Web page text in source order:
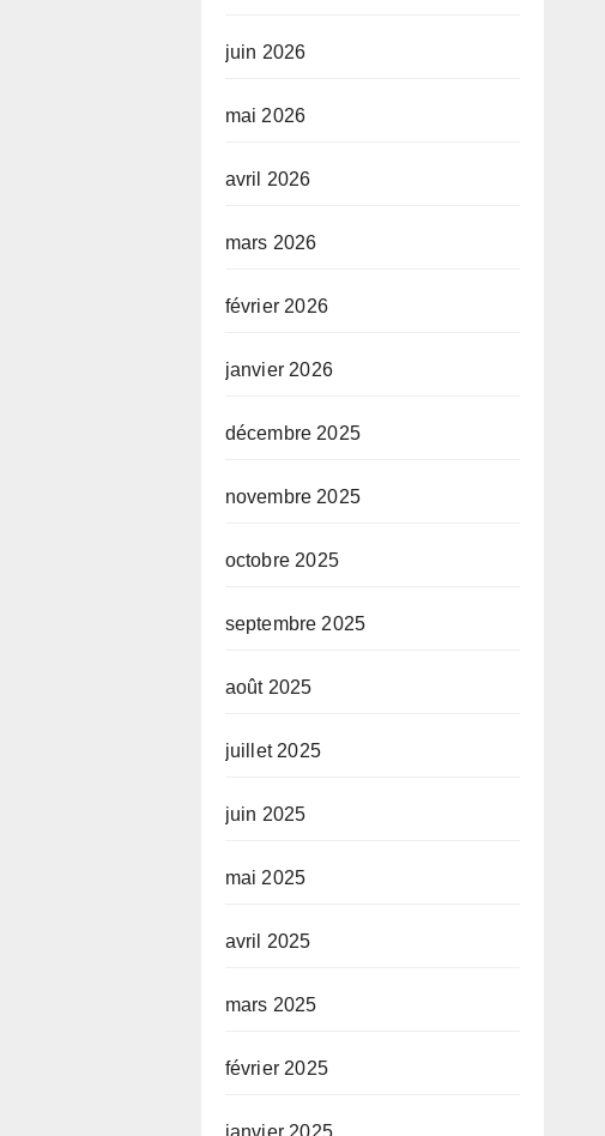
juin 2026
mai 2026
avril 2026
mars 2026
février 2026
janvier 2026
décembre 2025
novembre 2025
octobre 2025
septembre 2025
août 2025
juillet 2025
juin 2025
mai 2025
avril 2025
mars 2025
février 2025
janvier 2025